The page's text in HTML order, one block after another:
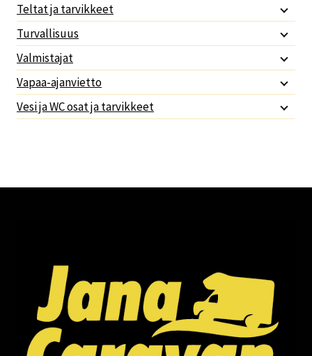
Teltat ja tarvikkeet
Turvallisuus
Valmistajat
Vapaa-ajanvietto
Vesi ja WC osat ja tarvikkeet